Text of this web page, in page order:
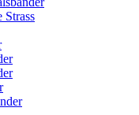
Strass